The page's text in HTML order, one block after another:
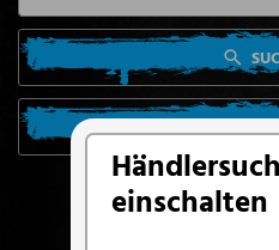
einschalten
SUCHE VON